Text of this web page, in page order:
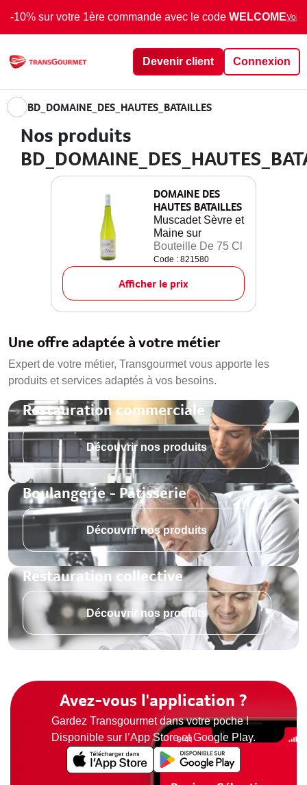
-10% sur votre 1ère commande avec le code WELCOMEVoir
Devenir client Connexion
BD_DOMAINE_DES_HAUTES_BATAILLES
Nos produits
DOMAINE DES
HAUTES BATAILLES
Muscadet Sèvre et
Maine sur
Bouteille De 75 Cl
Code : 821580
Afficher le prix
Une offre adaptée à votre métier
Expert de votre métier, Transgourmet vous apporte les
produits et services adaptés à vos besoins.
Restauration commerciale
Découvrir nos produits
Boulangerie - Pâtisserie
Découvrir nos produits
Restauration collective
Découvrir nos produits
Avez-vous l'application ?
Gardez Transgourmet dans votre poche !
Disponible sur l’App Store et Google Play.